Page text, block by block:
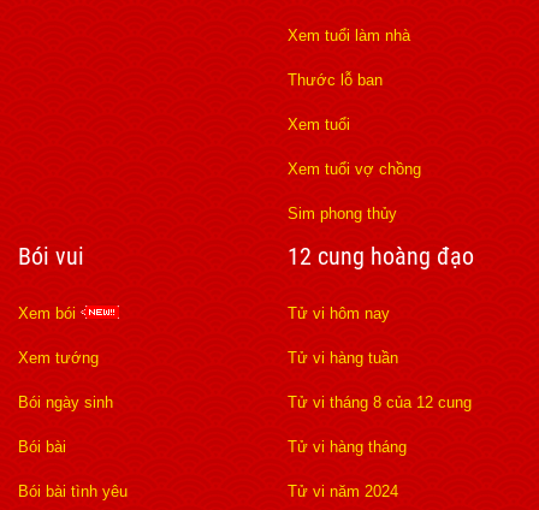
Xem tuổi làm nhà
Thước lỗ ban
Xem tuổi
Xem tuổi vợ chồng
Sim phong thủy
Bói vui
Xem bói
Xem tướng
Bói ngày sinh
Bói bài
Bói bài tình yêu
12 cung hoàng đạo
Tử vi hôm nay
Tử vi hàng tuần
Tử vi tháng 8 của 12 cung
Tử vi hàng tháng
Tử vi năm 2024